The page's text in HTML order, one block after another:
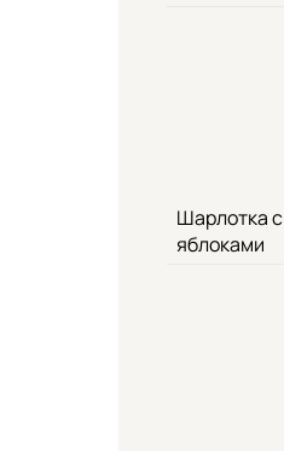
Шарлотка с
яблоками